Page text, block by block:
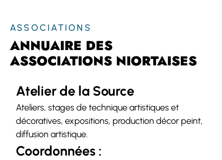
ASSOCIATIONS
ANNUAIRE DES
ASSOCIATIONS NIORTAISES
Atelier de la Source
Ateliers, stages de technique artistiques et
décoratives, expositions, production décor peint,
diffusion artistique.
Coordonnées :